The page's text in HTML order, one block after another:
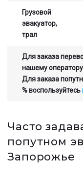
Грузовой
эвакуатор,
трал
Для заказа
нашему
Для заказа
% воспользуйтесь
Часто
попутном
Запорожье